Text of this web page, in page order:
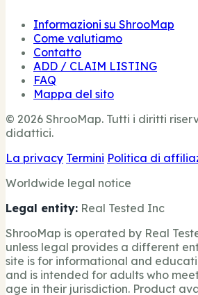
Informazioni su ShrooMap
Come valutiamo
Contatto
ADD / CLAIM LISTING
FAQ
Mappa del sito
© 2026 ShrooMap. Tutti i diritti
didattici.
La privacy Termini Politica di
Worldwide legal notice
Legal entity: Real Tested Inc
ShrooMap is operated by Real
unless legal provides a different
site is for informational and
and is intended for adults who
age in their jurisdiction. Product